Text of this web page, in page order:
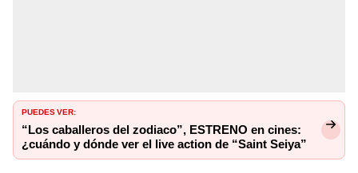
PUEDES VER:
“Los caballeros del zodiaco”, ESTRENO en cines:
¿cuándo y dónde ver el live action de “Saint Seiya”